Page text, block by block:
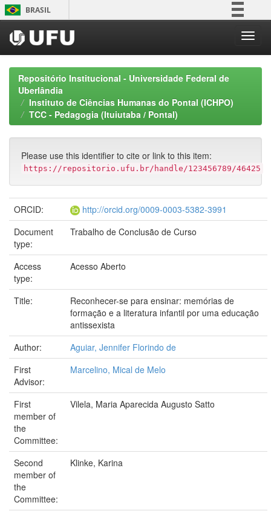
Skip
navigation
BRASIL
Participe
Acesso à informação
Legislação
Repositório Institucional - Universidade Federal de
Uberlândia
Instituto de Ciências Humanas do Pontal (ICHPO)
TCC - Pedagogia (Ituiutaba / Pontal)
Please use this identifier to cite or link to this item:
https://repositorio.ufu.br/handle/123456789/46425
ORCID:
http://orcid.org/0009-0003-5382-3991
Document
type:
Trabalho de Conclusão de Curso
Access
type:
Acesso Aberto
Title:
Reconhecer-se para ensinar: memórias de
formação e a literatura infantil por uma educação
antissexista
Author:
Aguiar, Jennifer Florindo de
First
Advisor:
Marcelino, Mical de Melo
First
member of
the
Committee:
Vilela, Maria Aparecida Augusto Satto
Second
member of
the
Committee:
Klinke, Karina